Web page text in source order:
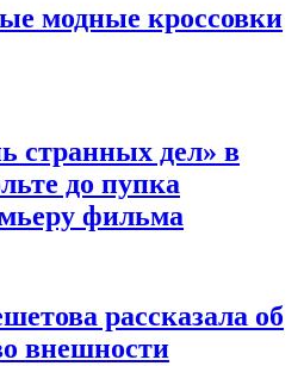
модные кроссовки
странных дел» в
до пупка
фильма
рассказала об
внешности